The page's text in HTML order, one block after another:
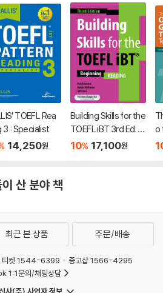
TOEFL Rea
3 : Specialist
14,250원
Building Skills for the
TOEFL iBT 3rd Ed. -
Reading
10% 17,100원
o
산 분야 책
최근 본 상품 주문/배송
티켓 1544-6399
중고샵 1566-4295
1:1문의/채팅상담